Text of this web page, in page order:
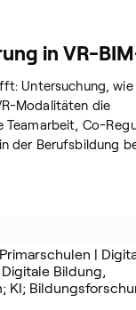
in VR-
Untersuchung, wie
Modalitäten die
Teamarbeit, Co-
der Berufsbildung